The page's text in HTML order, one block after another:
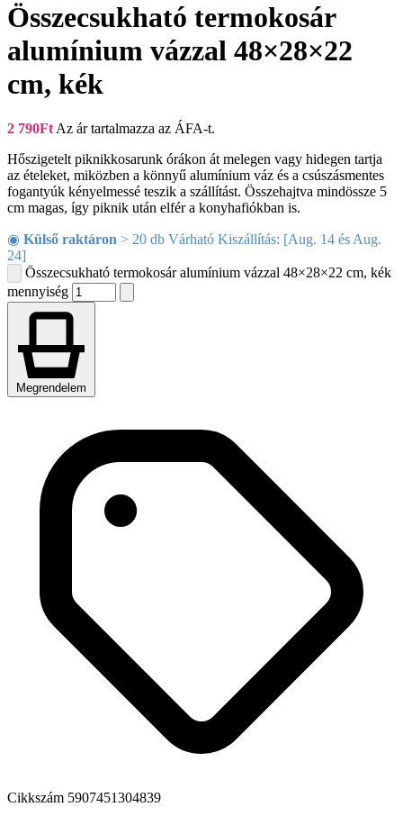
Összecsukható termokosár
alumínium vázzal 48×28×22
cm, kék
2 790Ft Az ár tartalmazza az ÁFA-t.
Hőszigetelt piknikkosarunk órákon át melegen vagy hidegen tartja
az ételeket, miközben a könnyű alumínium váz és a csúszásmentes
fogantyúk kényelmessé teszik a szállítást. Összehajtva mindössze 5
cm magas, így piknik után elfér a konyhafiókban is.
◉ Külső raktáron > 20 db Várható Kiszállítás: [Aug. 14 és Aug.
24]
Összecsukható termokosár alumínium vázzal 48×28×22 cm, kék
mennyiség
Megrendelem
Cikkszám 5907451304839